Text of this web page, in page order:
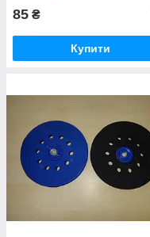
85 ₴
Купити